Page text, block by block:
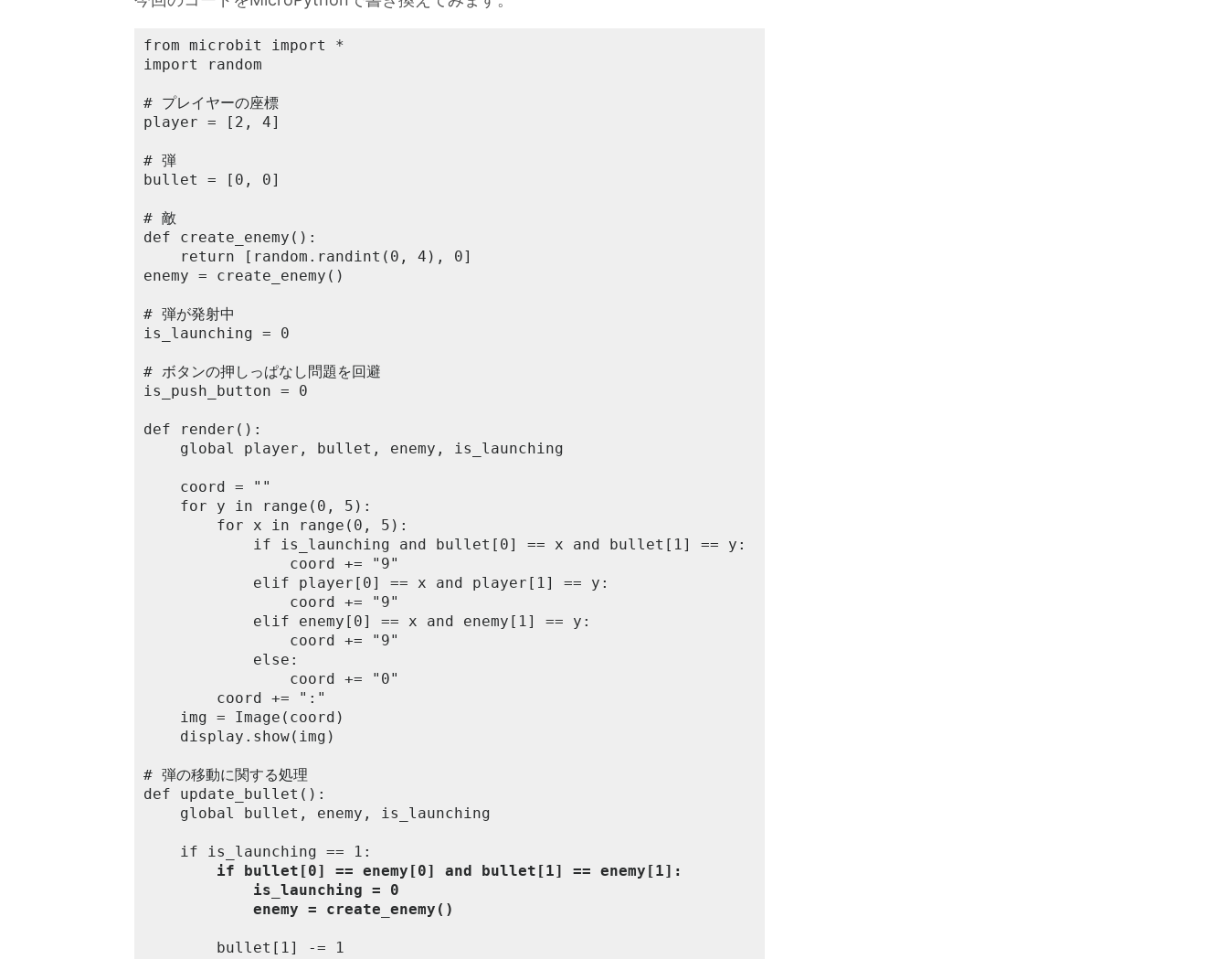
from microbit import *
import random
# プレイヤーの座標
player = [2, 4]
# 弾
bullet = [0, 0]
# 敵
def create_enemy():
enemy = create_enemy()
# 弾が発射中
is_launching = 0
# ボタンの押しっぱなし問題を回避
is_push_button = 0
def render():
# 弾の移動に関する処理
def update_bullet():
if bullet[0] == enemy[0] and bullet[1] == enemy[1]:
is_launching = 0
enemy = create_enemy()